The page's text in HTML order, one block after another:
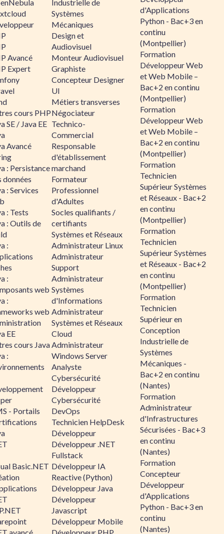
Avancé
Expert
cours PHP
SE / Java EE
Avancé
: Persistance
données
: Services
: Tests
: Outils de
:
:
web
:
web
EE
cours Java
:
- Portails
Basic.NET
Industrielle de
Systèmes
Mécaniques
Design et
Audiovisuel
Monteur Audiovisuel
Graphiste
Concepteur Designer
UI
Métiers transverses
Négociateur
Technico-
Commercial
Responsable
d'établissement
marchand
Formateur
Professionnel
d'Adultes
Socles qualifiants /
certifiants
Systèmes et Réseaux
Administrateur Linux
Administrateur
Support
Administrateur
Systèmes
d'Informations
Administrateur
Systèmes et Réseaux
Cloud
Administrateur
Windows Server
Analyste
Cybersécurité
Développeur
Cybersécurité
DevOps
Technicien HelpDesk
Développeur
Développeur .NET
Fullstack
Développeur IA
Reactive (Python)
Développeur Java
Développeur
Javascript
Développeur Mobile
d'Applications
Python - Bac+3 en
continu
(Montpellier)
Formation
Développeur Web
et Web Mobile –
Bac+2 en continu
(Montpellier)
Formation
Développeur Web
et Web Mobile –
Bac+2 en continu
(Montpellier)
Formation
Technicien
Supérieur Systèmes
et Réseaux - Bac+2
en continu
(Montpellier)
Formation
Technicien
Supérieur Systèmes
et Réseaux - Bac+2
en continu
(Montpellier)
Formation
Technicien
Supérieur en
Conception
Industrielle de
Systèmes
Mécaniques -
Bac+2 en continu
(Nantes)
Formation
Administrateur
d'Infrastructures
Sécurisées - Bac+3
en continu
(Nantes)
Formation
Concepteur
Développeur
d'Applications
Python - Bac+3 en
continu
(Nantes)